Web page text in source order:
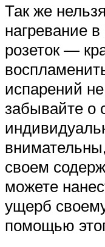
Так же
нагревание
розеток —
испарений
забывайте о
своем
можете
ущерб
помощью